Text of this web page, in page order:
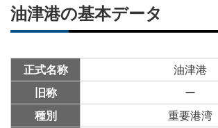
ェ
ア
す
る
ェ
ア
す
マ
ー
ク
加
油津港の基本データ
正式名称
油津港
旧称
ー
種別
重要港湾